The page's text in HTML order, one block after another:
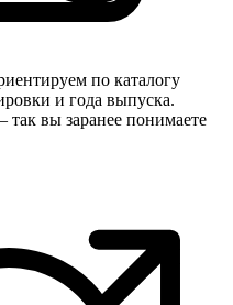
по каталогу
и года выпуска.
вы заранее понимаете